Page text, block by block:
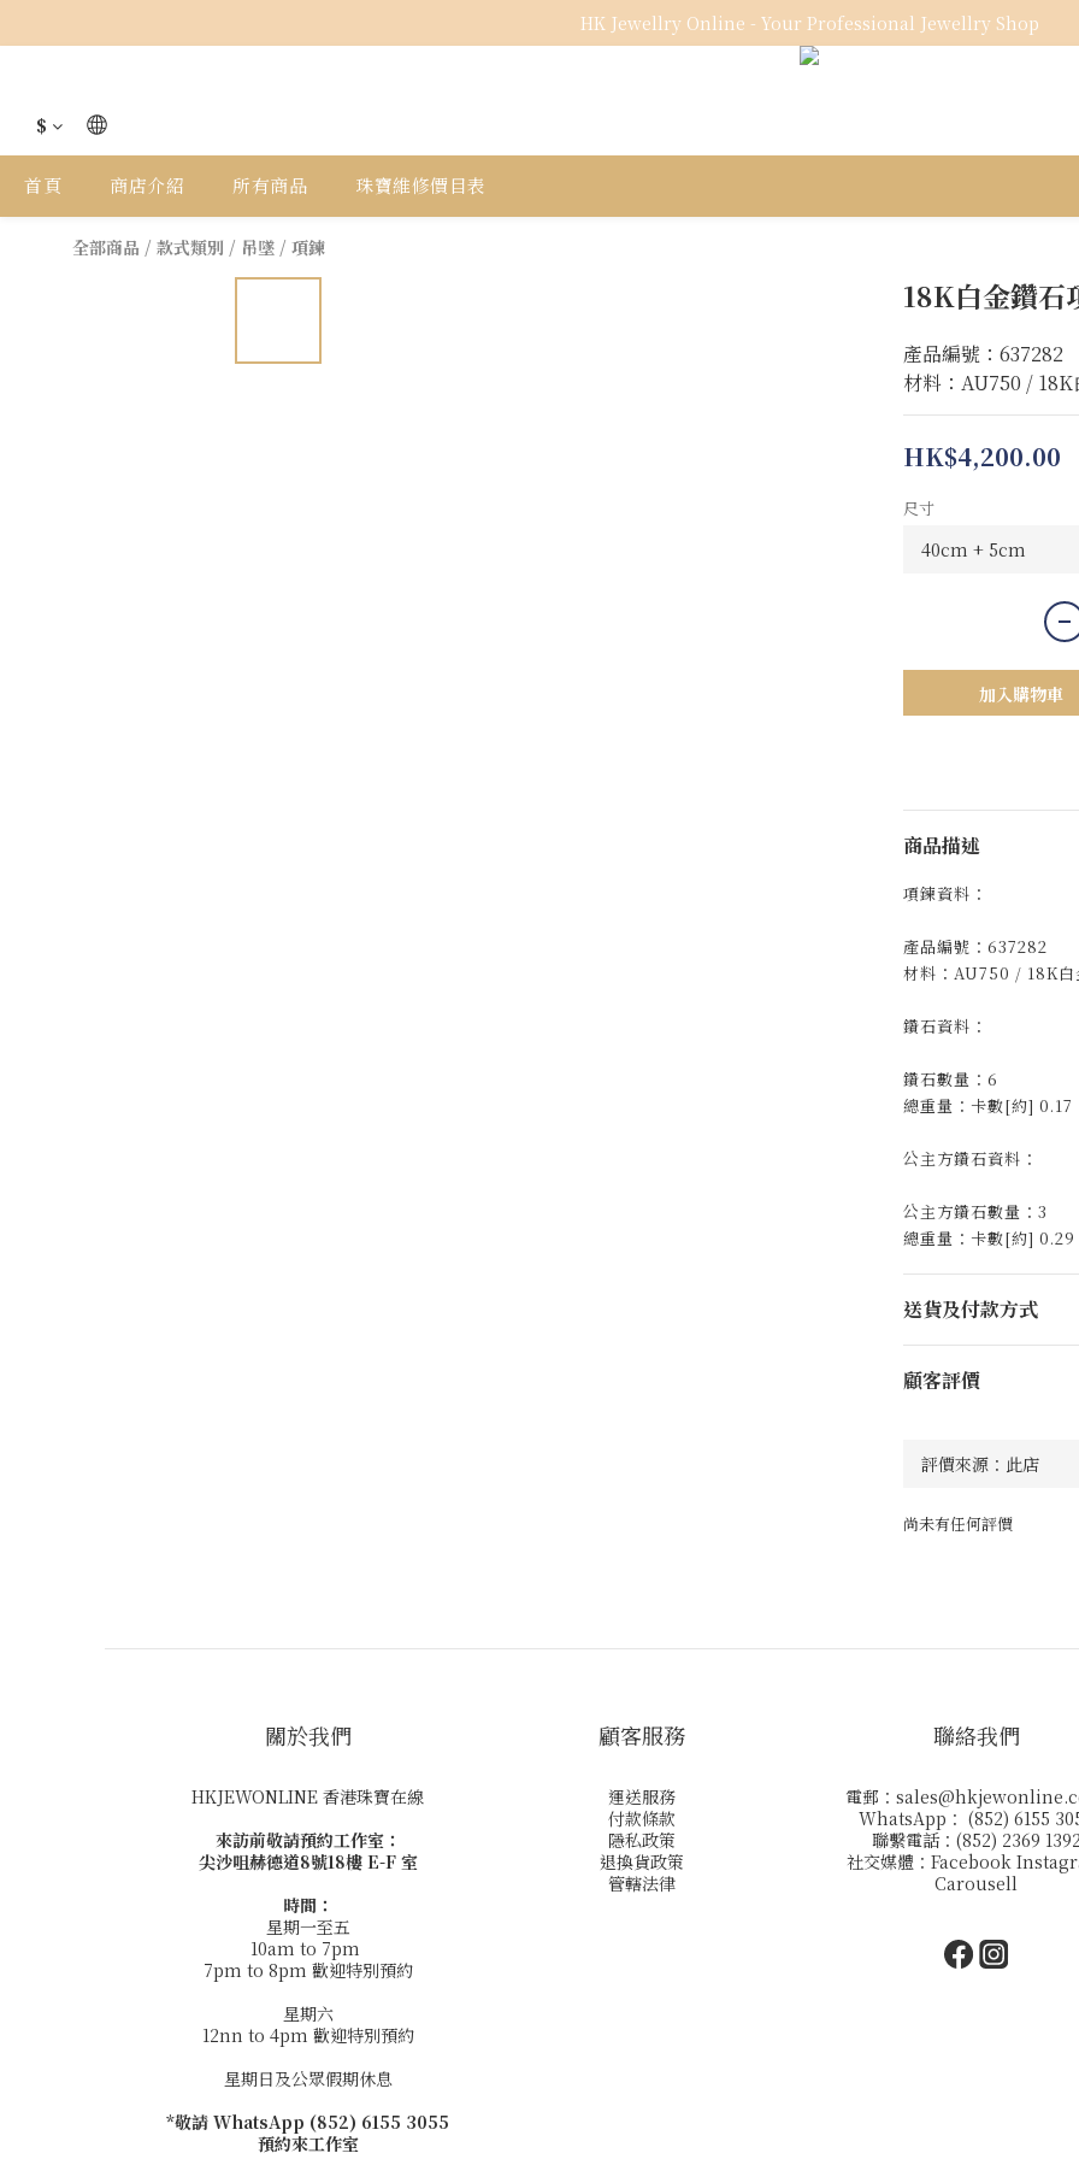
HK Jewellry Online - Your Professional Jewellry Shop
$
首頁 商店介紹 所有商品 珠寶維修價目表
全部商品 / 款式類別 / 吊墜 / 項鍊
18K白金鑽石
產品編號：637282
材料：AU750 / 18K
HK$4,200.00
尺寸
加入購物車
商品描述
項鍊資料：
產品編號：637282
材料：AU750 / 18K白
鑽石資料：
鑽石數量：6
總重量：卡數[約] 0.17
公主方鑽石資料：
公主方鑽石數量：3
總重量：卡數[約] 0.29
送貨及付款方式
顧客評價
尚未有任何評價
關於我們
HKJEWONLINE 香港珠寶在線
來訪前敬請預約工作室：
尖沙咀赫德道8號18樓 E-F 室
時間：
星期一至五
10am to 7pm
7pm to 8pm 歡迎特別預約
星期六
12nn to 4pm 歡迎特別預約
星期日及公眾假期休息
*敬請 WhatsApp (852) 6155 3055
預約來工作室
顧客服務
運送服務
付款條款
隱私政策
退換貨政策
管轄法律
聯絡我們
電郵：
WhatsApp： (852) 6155
聯繫電話：(852) 2369 1392
社交媒體：Facebook
Carousell